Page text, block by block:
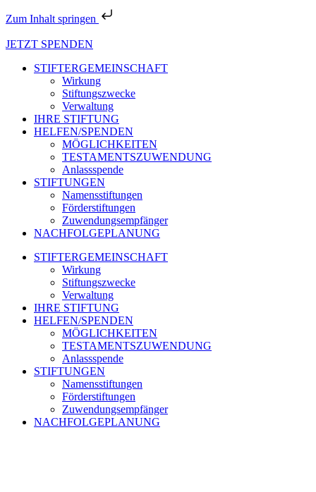
Zum Inhalt springen
JETZT SPENDEN
STIFTERGEMEINSCHAFT
Wirkung
Stiftungszwecke
Verwaltung
IHRE STIFTUNG
HELFEN/SPENDEN
MÖGLICHKEITEN
TESTAMENTSZUWENDUNG
Anlassspende
STIFTUNGEN
Namensstiftungen
Förderstiftungen
Zuwendungsempfänger
NACHFOLGEPLANUNG
STIFTERGEMEINSCHAFT
Wirkung
Stiftungszwecke
Verwaltung
IHRE STIFTUNG
HELFEN/SPENDEN
MÖGLICHKEITEN
TESTAMENTSZUWENDUNG
Anlassspende
STIFTUNGEN
Namensstiftungen
Förderstiftungen
Zuwendungsempfänger
NACHFOLGEPLANUNG